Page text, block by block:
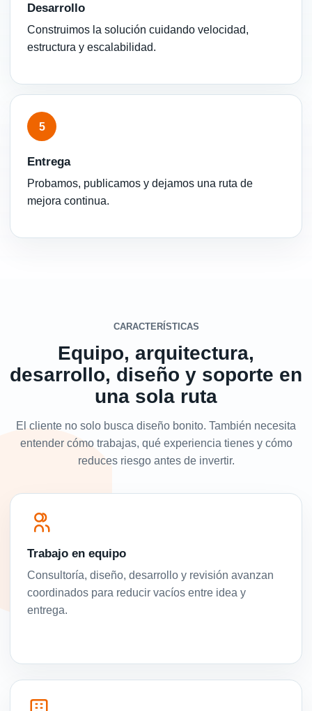
Desarrollo
Construimos la solución cuidando velocidad,
estructura y escalabilidad.
5
Entrega
Probamos, publicamos y dejamos una ruta de
mejora continua.
CARACTERÍSTICAS
Equipo, arquitectura,
desarrollo, diseño y soporte en
una sola ruta
El cliente no solo busca diseño bonito. También necesita
entender cómo trabajas, qué experiencia tienes y cómo
reduces riesgo antes de invertir.
Trabajo en equipo
Consultoría, diseño, desarrollo y revisión avanzan
coordinados para reducir vacíos entre idea y
entrega.